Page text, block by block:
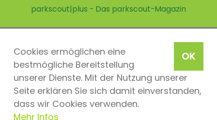
OK
Cookies ermöglichen eine
bestmögliche Bereitstellung
unserer Dienste. Mit der Nutzung unserer
Seite erklären Sie sich damit einverstanden,
dass wir Cookies verwenden.
Mehr Infos
parkscout|plus - Das parkscout-Magazin
parkscout.de 2026, ein Produkt der Parkteam AG